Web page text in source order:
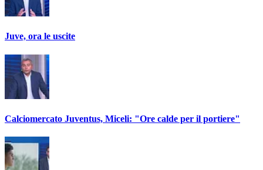
Juve, ora le uscite
Calciomercato Juventus, Miceli: "Ore calde per il portiere"